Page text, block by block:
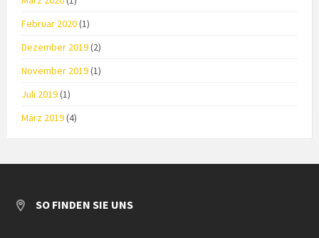
Februar 2020(1)
Dezember 2019(2)
November 2019(1)
Juli 2019(1)
März 2019(4)
SO FINDEN SIE UNS